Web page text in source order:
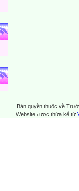
Bản quyền thuộc về
Website được thừa kế từ